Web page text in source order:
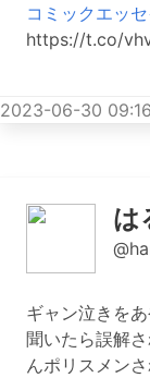
コミックエッセ
https://t.co/
2023-06-30
は
ギャン泣きを
聞いたら誤解
んポリスメン